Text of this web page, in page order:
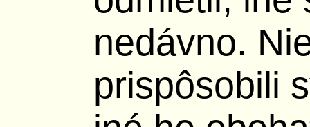
nedávno.
prispôsobili